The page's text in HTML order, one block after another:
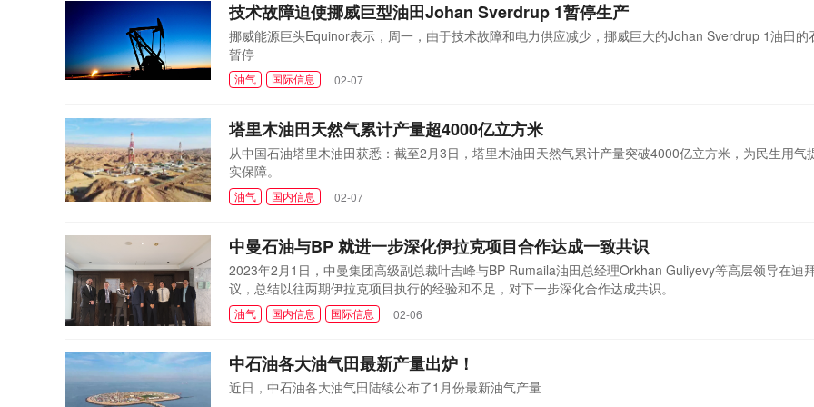
技术故障迫使挪威巨型油田Johan Sverdrup 1暂停生产
挪威能源巨头Equinor表示，周一，由于技术故障和电力供应减少，挪威巨大的Johan Sverdrup 1油田的
暂停
油气 国际信息 02-07
塔里木油田天然气累计产量超4000亿立方米
从中国石油塔里木油田获悉：截至2月3日，塔里木油田天然气累计产量突破4000亿立方米，为民生用气
实保障。
油气 国内信息 02-07
中曼石油与BP 就进一步深化伊拉克项目合作达成一致共识
2023年2月1日，中曼集团高级副总裁叶吉峰与BP Rumaila油田总经理Orkhan Guliyevy等高层领导在迪
议，总结以往两期伊拉克项目执行的经验和不足，对下一步深化合作达成共识。
油气 国内信息 国际信息 02-06
中石油各大油气田最新产量出炉！
近日，中石油各大油气田陆续公布了1月份最新油气产量